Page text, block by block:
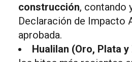
construcción, contando
Declaración de Impacto
aprobada.
Hualilan (Oro, Plata y